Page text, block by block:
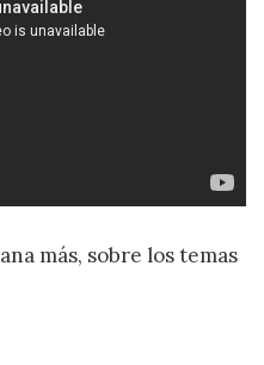
más, sobre los temas